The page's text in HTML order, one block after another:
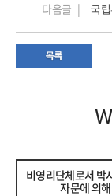
다음글 |
국
비영리단체로서 박
자문에 의